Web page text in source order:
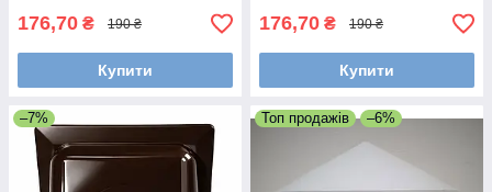
176,70 ₴ 190 ₴
Купити
176,70 ₴ 190 ₴
Купити
–7% Топ продажів –6%